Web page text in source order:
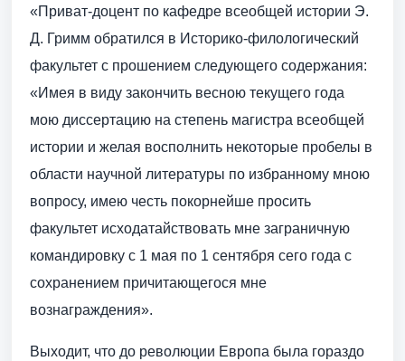
«Приват-доцент по кафедре всеобщей истории Э.
Д. Гримм обратился в Историко-филологический
факультет с прошением следующего содержания:
«Имея в виду закончить весною текущего года
мою диссертацию на степень магистра всеобщей
истории и желая восполнить некоторые пробелы в
области научной литературы по избранному мною
вопросу, имею честь покорнейше просить
факультет исходатайствовать мне заграничную
командировку с 1 мая по 1 сентября сего года с
сохранением причитающегося мне
вознаграждения».
Выходит, что до революции Европа была гораздо